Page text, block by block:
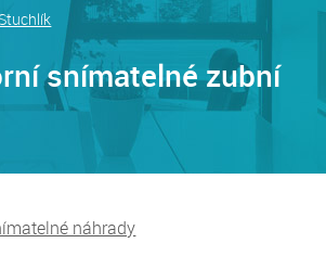
snímatelné zubní
náhrady